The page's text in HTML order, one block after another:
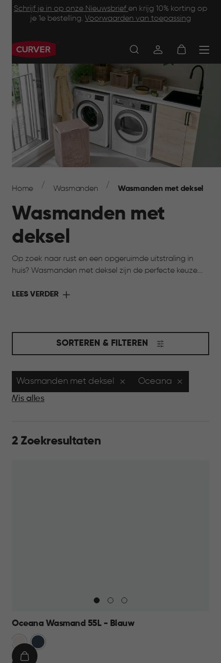
Schrijf je in op onze Nieuwsbrief en krijg 10% korting op
je 1e bestelling. Voorwaarden van toepassing
Main
navigation
Navigation
Home Wasmanden Wasmanden met deksel
Wasmanden met
deksel
Op zoek naar rust en een opgeruimde uitstraling in
huis? Wasmanden met deksel zijn de perfecte keuze.
voor een verzorgde uitstraling in huis. Tegelijk blijven ze
slaapkamer, en waar alles graag rustig oogt.
LEES VERDER
SORTEREN & FILTEREN
Wasmanden met deksel
Oceana
Wis alles
2 Zoekresultaten
Oceana Wasmand 55L - Blauw
Blauw
IN
Footer